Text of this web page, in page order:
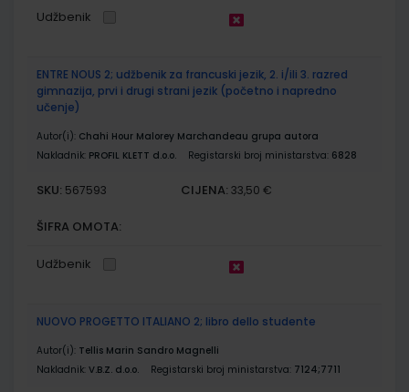
Udžbenik
ENTRE NOUS 2; udžbenik za francuski jezik, 2. i/ili 3. razred
gimnazija, prvi i drugi strani jezik (početno i napredno
učenje)
Autor(i): Chahi Hour Malorey Marchandeau grupa autora
Nakladnik: PROFIL KLETT d.o.o. Registarski broj ministarstva: 6828
SKU: 567593 CIJENA: 33,50 €
ŠIFRA OMOTA:
Udžbenik
NUOVO PROGETTO ITALIANO 2; libro dello studente
Autor(i): Tellis Marin Sandro Magnelli
Nakladnik: V.B.Z. d.o.o. Registarski broj ministarstva: 7124;7711